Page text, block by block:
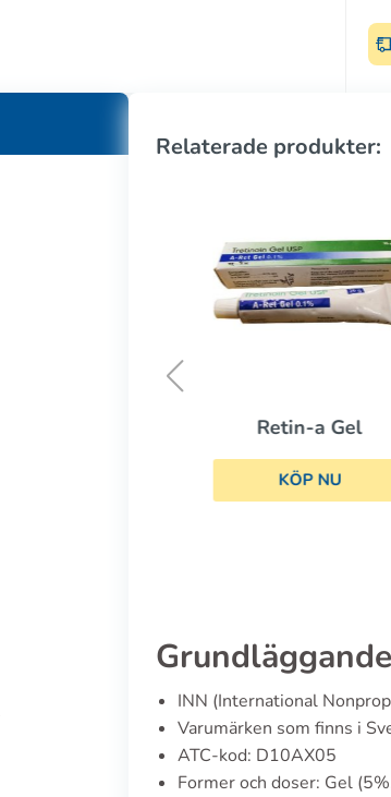
Relaterade produkter:
Retin-a Gel
KÖP NU
INN (International
Varumärken som finns i
ATC-kod: D10AX05
Former och doser: Gel